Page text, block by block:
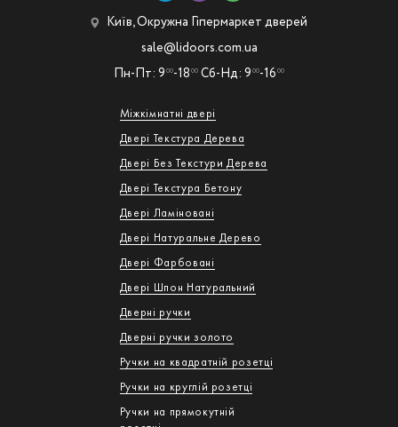
Міжкімнатні двері
Двері Текстура Дерева
Двері Без Текстури Дерева
Двері Текстура Бетону
Двері Ламіновані
Двері Натуральне Дерево
Двері Фарбовані
Двері Шпон Натуральний
Дверні ручки
Дверні ручки золото
Ручки на квадратній розетці
Ручки на круглій розетці
Ручки на прямокутній
Київ, Окружна Гіпермаркет дверей
Пн-Пт: 9 00-18 00 Сб-Нд: 9 00-16 00
sale@lidoors.com.ua